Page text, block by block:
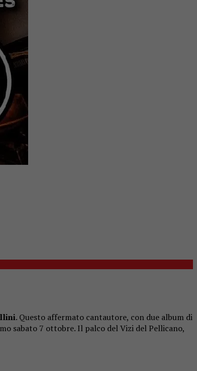
. Questo affermato cantautore, con due album di
sabato 7 ottobre. Il palco del Vizi del Pellicano,